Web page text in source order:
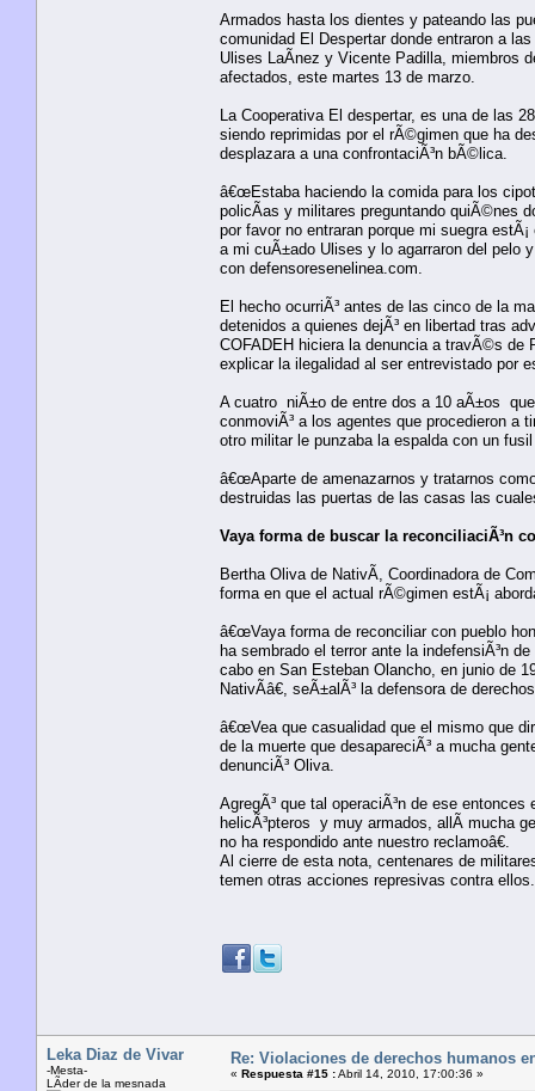
Armados hasta los dientes y pateando las
comunidad El Despertar donde entraron a
Ulises LaÃ­nez y Vicente Padilla, miembros
afectados, este martes 13 de marzo.
La Cooperativa El despertar, es una de las
siendo reprimidas por el rÃ©gimen que ha
desplazara a una confrontaciÃ³n bÃ©lica.
â€œEstaba haciendo la comida para los
policÃ­as y militares preguntando quiÃ©nes
por favor no entraran porque mi suegra
a mi cuÃ±ado Ulises y lo agarraron del pelo
con defensoresenelinea.com.
El hecho ocurriÃ³ antes de las cinco de la
detenidos a quienes dejÃ³ en libertad tras
COFADEH hiciera la denuncia a travÃ©s de
explicar la ilegalidad al ser entrevistado por
A cuatro niÃ±o de entre dos a 10 aÃ±os
conmoviÃ³ a los agentes que procedieron a
otro militar le punzaba la espalda con un
â€œAparte de amenazarnos y tratarnos
destruidas las puertas de las casas las
Vaya forma de buscar la reconciliaciÃ³n
Bertha Oliva de NativÃ­, Coordinadora de
forma en que el actual rÃ©gimen estÃ¡
â€œVaya forma de reconciliar con pueblo
ha sembrado el terror ante la indefensiÃ³n
cabo en San Esteban Olancho, en junio de
NativÃ­â€, seÃ±alÃ³ la defensora de
â€œVea que casualidad que el mismo que
de la muerte que desapareciÃ³ a mucha
denunciÃ³ Oliva.
AgregÃ³ que tal operaciÃ³n de ese
helicÃ³pteros y muy armados, allÃ­ mucha
no ha respondido ante nuestro reclamoâ€.
Al cierre de esta nota, centenares de
temen otras acciones represivas contra ellos.
Leka Diaz de Vivar
-Mesta-
LÃ­der de la mesnada
Re: Violaciones de derechos humanos
« Respuesta #15 :Abril 14, 2010, 17:00:36 »